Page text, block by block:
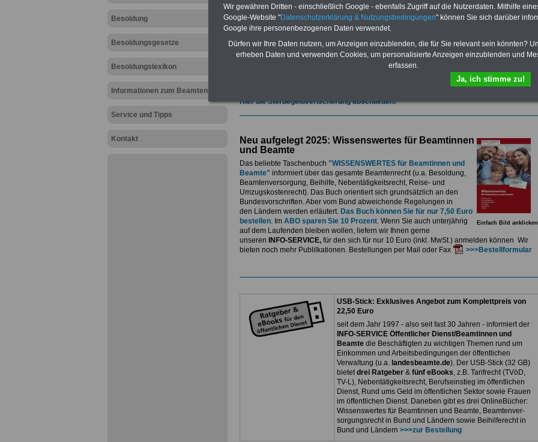
Besoldung
Besoldungsgesetze
Besoldungslexikon
Informationen zum Beamtenrecht
Service und Tipps
Kontakt
und ausdrucken:Wissenswertes zum Beamtenrecht, Besoldung, Versorgung,
Beihilfe sowieNebentätigkeitsrecht, Tarifrecht, Berufseinstieg und Frauen im
öffentlichen Dienst>>>mehr Informationen
ACHTUNG Nachzahlung für alle Beamtinnen und Beamten des Bundes wegen
amtsangemessener Alimentation
Teilweise 5-stellige Nachzahlungen für Beamtinnen & Beamte im Bund (mit Bahn,
Post, Telekom und Postbank) sowwie einigen Ländern durch die Neuordnung der
>>>zur (Vor)Bestellung
Hier die Sterbegeldverischerung abschließen!
Einfach Bild anklicken
Neu aufgelegt 2025: Wissenswertes für Beamtinnen
und Beamte
Das beliebte Taschenbuch "WISSENSWERTES für Beamtinnen und
Beamte" informiert über das gesamte Beamtenrecht (u.a. Besoldung,
Beamtenversorgung, Beihilfe, Nebentätigkeitsrecht, Reise- und
Umzugskostenrecht). Das Buch orientiert sich grundsätzlich an den
Bundesvorschriften. Aber vom Bund abweichende Regelungen in
den Ländern werden erläutert. Das Buch können Sie für nur 7,50 Euro
bestellen. Im ABO sparen Sie 10 Prozent. Wenn Sie auch unterjährig
auf dem Laufenden bleiben wollen, liefern wir Ihnen gerne
unseren
INFO-SERVICE, für den sich für nur 10 Euro (inkl. MwSt.) anmelden können Wir
bieten noch mehr Publilkationen. Bestellungen per Mail oder Fax
>>>Bestellformular
USB-Stick: Exklusives Angebot zum Komplettpreis von
22,50 Euro
seit dem Jahr 1997 - also seit fast 30 Jahren - informiert der
INFO-SERVICE Öffentlicher Dienst/Beamtinnen und
Beamtedie Beschäftigten zu wichtigen Themen rund um
Einkommen und Arbeitsbedingungen der öffentlichen
Verwaltung (u.a. landesbeamte.de). Der USB-Stick (32 GB)
bietetdrei Ratgeber& fünf eBooks, z.B. Tarifrecht (TVöD,
TV-L), Nebentätigkeitsrecht, Berufseinstieg im öffentlichen
Dienst, Rund ums Geld im öffentlichen Sektor sowie Frauen
im öffentlichen Dienst. Daneben gibt es drei OnlineBücher:
Wissenswertes für Beamtinnen und Beamte, Beamtenver-
sorgungsrecht in Bund und Ländern sowie Beihilferecht in
Bund und Ländern >>>zur Bestellung
Wir gewähren Dritten - einschließlich Google - ebenfalls Zugriff auf die Nutzerdaten. Mithilfe
Google-Website "Datenschutzerklärung & Nutzungsbedingungen" können Sie sich darüber
Google ihre personenbezogenen Daten verwendet.
Dürfen wir Ihre Daten nutzen, um Anzeigen einzublenden, die für Sie relevant sein könnten?
erheben Daten und verwenden Cookies, um personalisierte Anzeigen einzublenden und
erfassen.
Ja, ich stimme zu!